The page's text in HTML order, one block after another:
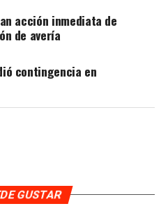
acción inmediata de
de avería
contingencia en
GUSTAR